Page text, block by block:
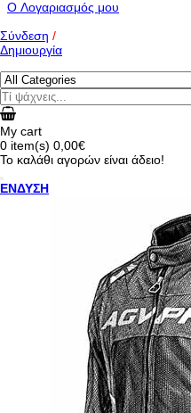
O Λογαριασμός μου
Σύνδεση /
Δημιουργία
My cart
0 item(s) 0,00€
Το καλάθι αγορών είναι άδειο!
ΕΝΔΥΣΗ